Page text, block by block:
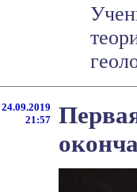
24.09.2019
21:57